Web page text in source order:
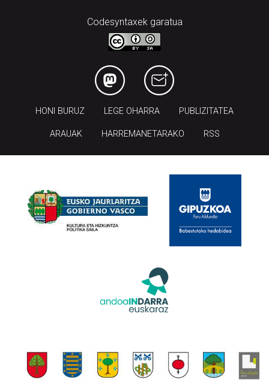
Codesyntaxek garatua
HONI BURUZ LEGE OHARRA PUBLIZITATEA
ARAUAK HARREMANETARAKO RSS